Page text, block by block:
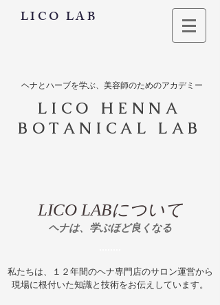
ヘナとハーブを学ぶ、美容師のためのアカデミー
LICO HENNA
BOTANICAL LAB
LICO LAB
LICO LABについて
ヘナは、学ぶほど良くなる
私たちは、​１２年間のヘナ専門店のサロン運営から
現場に根付いた知識と技術をお伝えしています。